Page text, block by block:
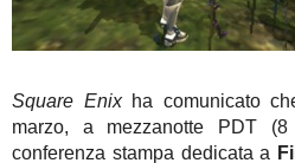
Square Enix ha comunicato
marzo, a mezzanotte PDT
conferenza stampa dedicata a